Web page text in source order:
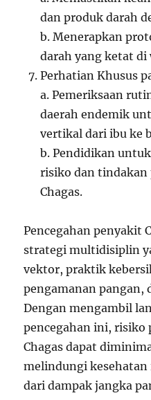
dan produk darah
b. Menerapkan
darah yang ketat
Perhatian Khusus
a. Pemeriksaan
daerah endemik
vertikal dari ibu ke
b. Pendidikan
risiko dan tindakan
Chagas.
Pencegahan penyakit
strategi multidisiplin
vektor, praktik
pengamanan pangan,
Dengan mengambil
pencegahan ini, risiko
Chagas dapat
melindungi
dari dampak jangka